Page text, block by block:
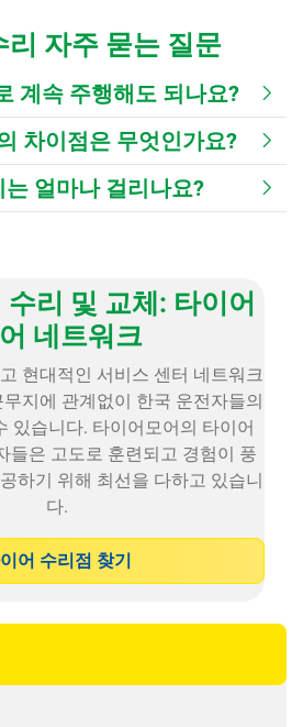
리 자주 묻는 질문
계속 주행해도 되나요?
차이점은 무엇인가요?
얼마나 걸리나요?
리 및 교체: 타이어
네트워크
현대적인 서비스 센터 네트워크
지에 관계없이 한국 운전자들의
있습니다. 타이어모어의 타이어
들은 고도로 훈련되고 경험이 풍
하기 위해 최선을 다하고 있습니
다.
어 수리점 찾기